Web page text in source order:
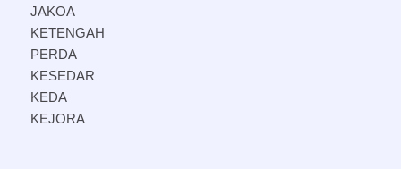
JAKOA
KETENGAH
PERDA
KESEDAR
KEDA
KEJORA